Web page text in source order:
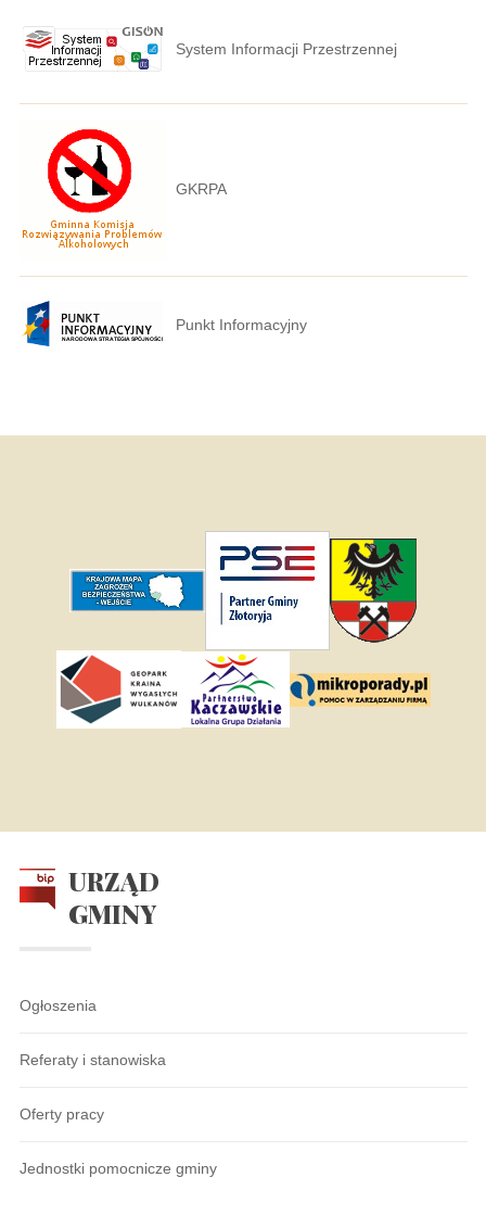
System Informacji Przestrzennej
GKRPA
Punkt Informacyjny
URZĄD
GMINY
Ogłoszenia
Referaty i stanowiska
Oferty pracy
Jednostki pomocnicze gminy